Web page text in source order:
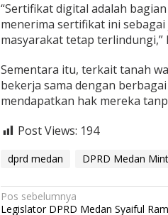
“Sertifikat digital adalah
menerima sertifikat ini
masyarakat tetap terlindungi,”
Sementara itu, terkait tanah
bekerja sama dengan
mendapatkan hak mereka
Post Views: 194
dprd medan DPRD Medan
N
Pos sebelumnya
Legislator DPRD Medan Syaiful